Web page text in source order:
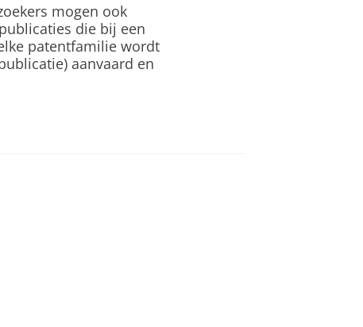
mogen ook
die bij een
patentfamilie wordt
aanvaard en